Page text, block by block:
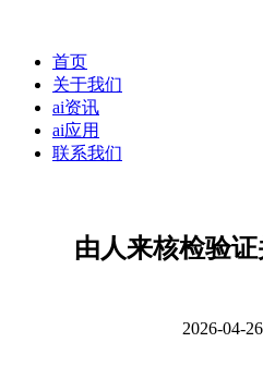
首页
关于我们
ai资讯
ai应用
联系我们
由人来核检验
2026-04-